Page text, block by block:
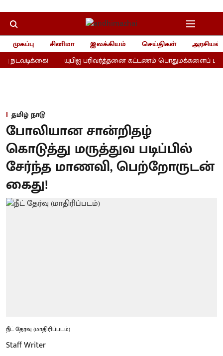
முகப்பு சினிமா இலக்கியம் செய்திகள்
அரசியல்
யுபிஐ பரிவர்த்தனை கட்டணம் பொதுமக்களைப்
தமிழ் நாடு
போலியான சான்றிதழ்
கொடுத்து மருத்துவ படிப்பில்
சேர்ந்த மாணவி, பெற்றோருடன்
கைது!
நீட் தேர்வு (மாதிரிப்படம்)
Staff Writer